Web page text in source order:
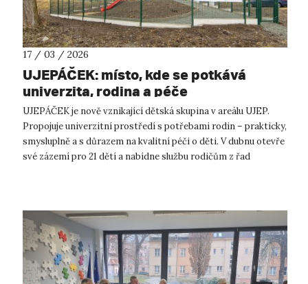
17 / 03 / 2026
UJEPÁČEK: místo, kde se potkává
univerzita, rodina a péče
UJEPÁČEK je nově vznikající dětská skupina v areálu UJEP.
Propojuje univerzitní prostředí s potřebami rodin – prakticky,
smysluplně a s důrazem na kvalitní péči o děti. V dubnu otevře
své zázemí pro 21 dětí a nabídne službu rodičům z řad